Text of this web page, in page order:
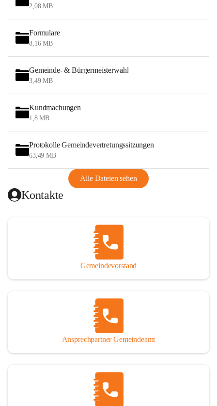
2,08 MB
Formulare
8,16 MB
Gemeinde- & Bürgermeisterwahl
3,49 MB
Kundmachungen
1,8 MB
Protokolle Gemeindevertretungssitzungen
63,49 MB
Alle Dateien sehen
Kontakte
Gemeindevorstand
Ansprechpartner Gemeindeamt